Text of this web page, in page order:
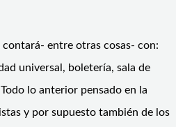
entre otras cosas- con:
universal, boletería, sala de
lo anterior pensado en la
y por supuesto también de los